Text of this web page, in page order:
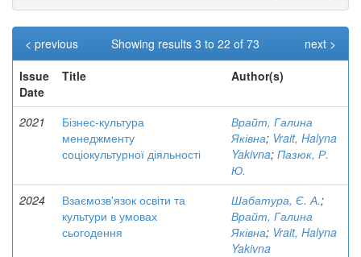
Showing results 3 to 22 of 73
< previous
next >
Issue
Date
Title Author(s)
2021
Бізнес-культура
менеджменту
соціокультурної діяльності
Врайт, Галина
Яківна; Vrait, Halyna
Yakivna; Пазюк, Р.
Ю.
2024
Взаємозв'язок освіти та
культури в умовах
сьогодення
Шабатура, Є. А.;
Врайт, Галина
Яківна; Vrait, Halyna
Yakivna